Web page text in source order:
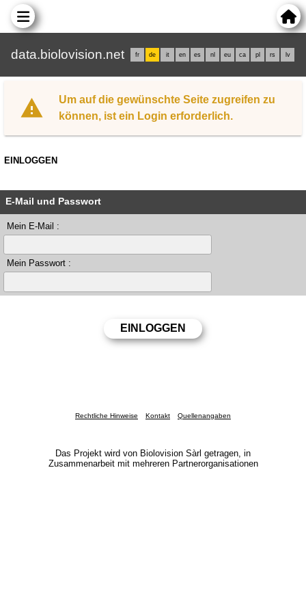
data.biolovision.net fr de it en es nl eu ca pl rs lv
Um auf die gewünschte Seite zugreifen zu
können, ist ein Login erforderlich.
EINLOGGEN
E-Mail und Passwort
Mein E-Mail :
Mein Passwort :
Rechtliche Hinweise Kontakt Quellenangaben
Das Projekt wird von Biolovision Sàrl getragen, in
Zusammenarbeit mit mehreren Partnerorganisationen